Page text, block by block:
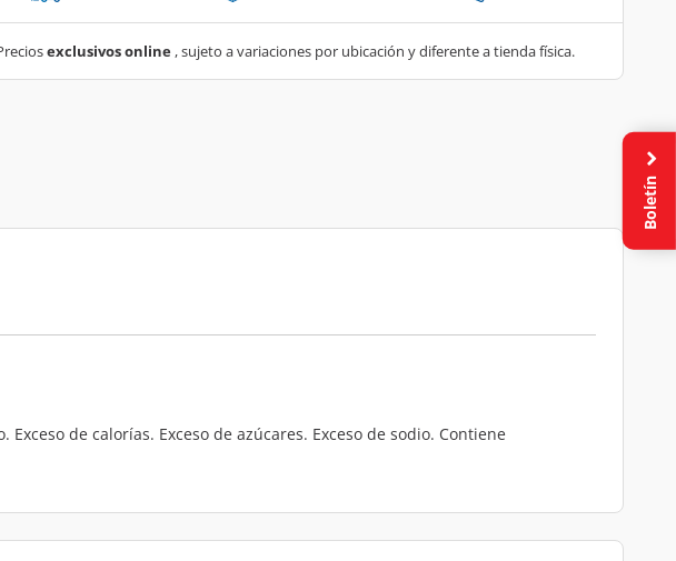
exclusivos online, sujeto a variaciones por ubicación y diferente a tienda física.
de calorías. Exceso de azúcares. Exceso de sodio. Contiene
Boletín